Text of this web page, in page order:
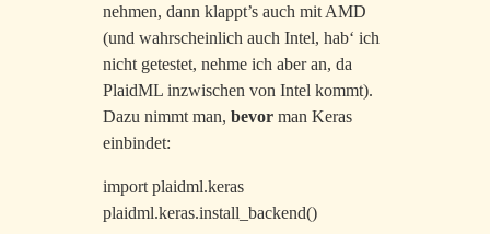
nehmen, dann klappt’s auch mit AMD
(und wahrscheinlich auch Intel, hab‘ ich
nicht getestet, nehme ich aber an, da
PlaidML inzwischen von Intel kommt).
Dazu nimmt man,bevor man Keras
einbindet:
import plaidml.keras
plaidml.keras.install_backend()